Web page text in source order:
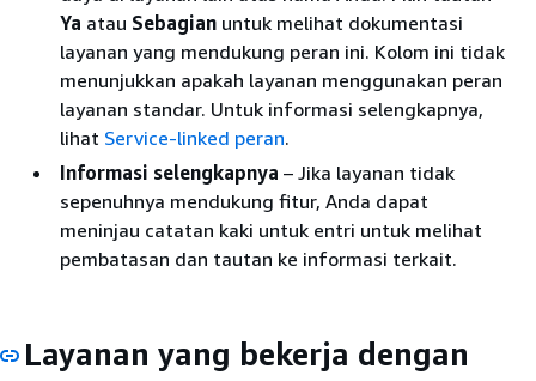
Ya atau Sebagian untuk melihat dokumentasi
layanan yang mendukung peran ini. Kolom ini tidak
menunjukkan apakah layanan menggunakan peran
layanan standar. Untuk informasi selengkapnya,
lihat Service-linked peran.
Informasi selengkapnya – Jika layanan tidak
sepenuhnya mendukung fitur, Anda dapat
meninjau catatan kaki untuk entri untuk melihat
pembatasan dan tautan ke informasi terkait.
Layanan yang bekerja dengan